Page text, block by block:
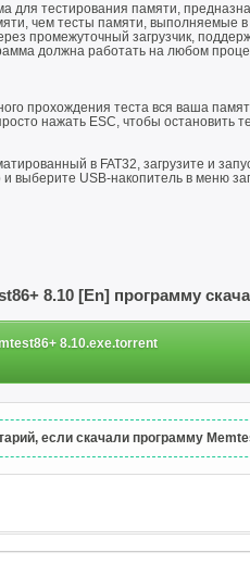
для тестирования памяти,
чем тесты памяти, выполняемые в
промежуточный загрузчик,
должна работать на любом
прохождения теста вся ваша
нажать ESC, чтобы остановить
в FAT32, загрузите и
выберите USB-накопитель в меню
8.10 [En] программу
8.10.exe.torrent
если скачали программу